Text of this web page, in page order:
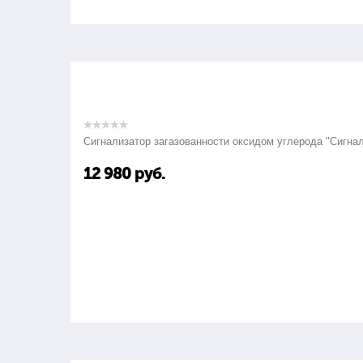
Сигнализатор загазованности оксидом углерода
12 980 руб.